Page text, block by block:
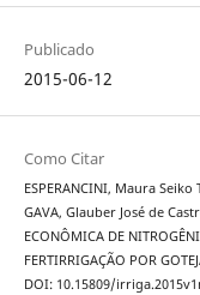
Publicado
2015-06-12
Como Citar
ESPERANCINI, Maura
GAVA, Glauber José de
ECONÔMICA DE
FERTIRRIGAÇÃO POR
DOI: 10.15809/